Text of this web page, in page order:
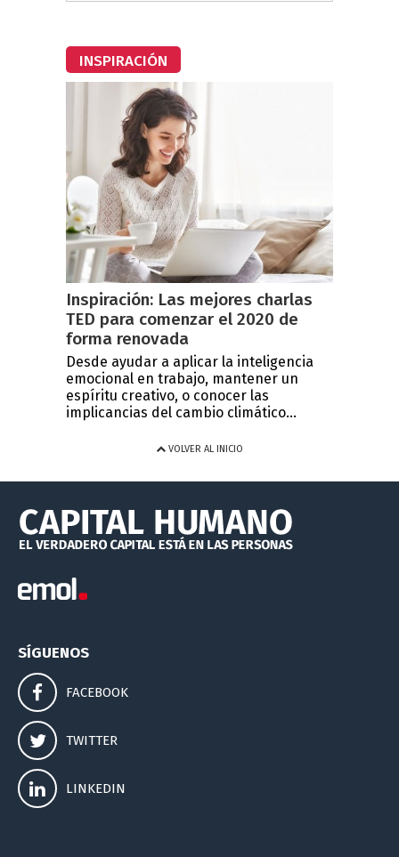
INSPIRACIÓN
Inspiración: Las mejores charlas
TED para comenzar el 2020 de
forma renovada
Desde ayudar a aplicar la inteligencia
emocional en trabajo, mantener un
espíritu creativo, o conocer las
implicancias del cambio climático...
VOLVER AL INICIO
SÍGUENOS
FACEBOOK
TWITTER
LINKEDIN